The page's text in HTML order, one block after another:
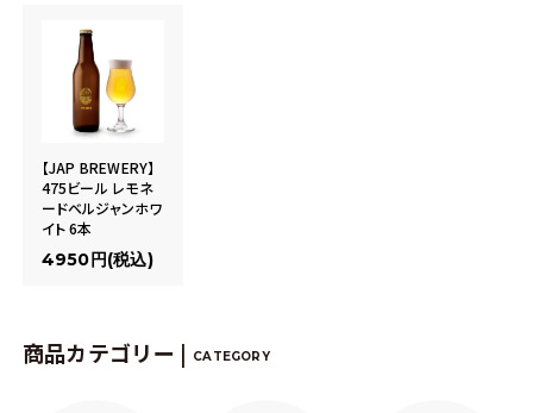
【JAP BREWERY】
475ビール レモネ
ードベルジャンホワ
イト 6本
4950円(税込)
商品カテゴリー | CATEGORY